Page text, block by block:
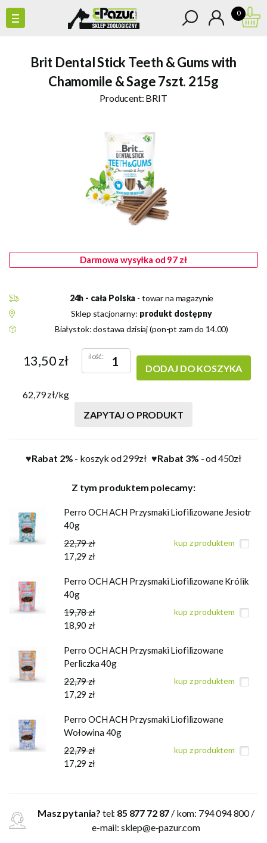
0
Brit Dental Stick Teeth & Gums with
Chamomile & Sage 7szt. 215g
Producent: BRIT
Darmowa wysyłka od 97 zł
24h - cała Polska - towar na magazynie
Sklep stacjonarny: produkt dostępny
Białystok: dostawa dzisiaj (pon-pt zam do 14.00)
13,50 zł
62,79 zł/kg
ilość:
DODAJ DO KOSZYKA
ZAPYTAJ O PRODUKT
♥Rabat 2% - koszyk od 299zł♥Rabat 3% - od 450zł
Z tym produktem polecamy:
Perro OCH ACH Przysmaki Liofilizowane Jesiotr
40g
22,79 zł
17,29 zł
kup z produktem
Perro OCH ACH Przysmaki Liofilizowane Królik
40g
19,78 zł
18,90 zł
kup z produktem
Perro OCH ACH Przysmaki Liofilizowane
Perliczka 40g
22,79 zł
17,29 zł
kup z produktem
Perro OCH ACH Przysmaki Liofilizowane
Wołowina 40g
22,79 zł
17,29 zł
kup z produktem
Masz pytania? tel: 85 877 72 87 / kom: 794 094 800 /
e-mail: sklep@e-pazur.com